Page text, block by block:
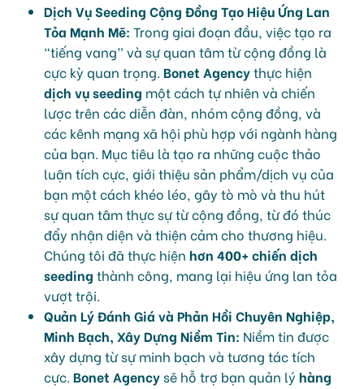
Dịch Vụ Seeding Cộng Đồng Tạo Hiệu Ứng Lan
Tỏa Mạnh Mẽ: Trong giai đoạn đầu, việc tạo ra
“tiếng vang” và sự quan tâm từ cộng đồng là
cực kỳ quan trọng. Bonet Agencythực hiện
dịch vụ seeding một cách tự nhiên và chiến
lược trên các diễn đàn, nhóm cộng đồng, và
các kênh mạng xã hội phù hợp với ngành hàng
của bạn. Mục tiêu là tạo ra những cuộc thảo
luận tích cực, giới thiệu sản phẩm/dịch vụ của
bạn một cách khéo léo, gây tò mò và thu hút
sự quan tâm thực sự từ cộng đồng, từ đó thúc
đẩy nhận diện và thiện cảm cho thương hiệu.
Chúng tôi đã thực hiện hơn 400+ chiến dịch
seeding thành công, mang lại hiệu ứng lan tỏa
vượt trội.
Quản Lý Đánh Giá và Phản Hồi Chuyên Nghiệp,
Minh Bạch, Xây Dựng Niềm Tin: Niềm tin được
xây dựng từ sự minh bạch và tương tác tích
cực. Bonet Agencysẽ hỗ trợ bạn quản lý hàng